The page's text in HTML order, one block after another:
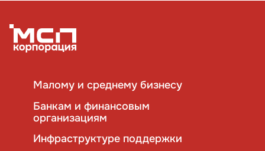
Малому и среднему бизнесу
Банкам и финансовым
организациям
Инфраструктуре поддержки